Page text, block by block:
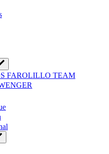
FAROLILLO TEAM